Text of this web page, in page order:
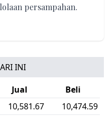
persampahan.
INI
Jual
Beli
10,581.67
10,474.59